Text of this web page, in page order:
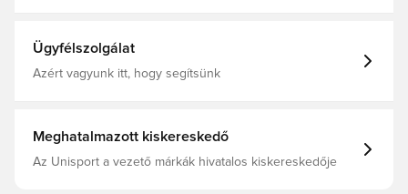
Ügyfélszolgálat
Azért vagyunk itt, hogy segítsünk
Meghatalmazott kiskereskedő
Az Unisport a vezető márkák hivatalos kiskereskedője